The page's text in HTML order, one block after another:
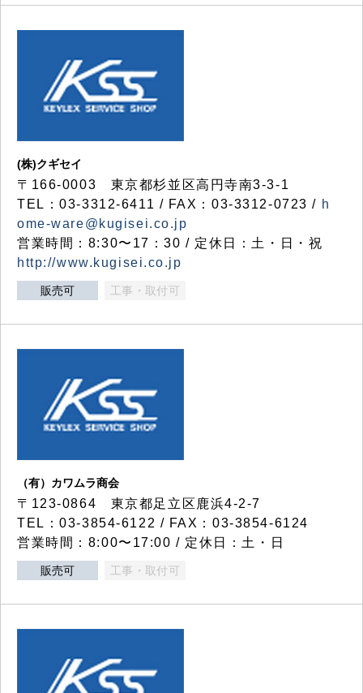
(株)クギセイ
〒166-0003 東京都杉並区高円寺南3-3-1
TEL：03-3312-6411 / FAX：03-3312-0723 / h
ome-ware@kugisei.co.jp
営業時間：8:30〜17：30 / 定休日：土・日・祝
http://www.kugisei.co.jp
販売可 工事・取付可
（有）カワムラ商会
〒123-0864 東京都足立区鹿浜4-2-7
TEL：03-3854-6122 / FAX：03-3854-6124
営業時間：8:00〜17:00 / 定休日：土・日
販売可 工事・取付可